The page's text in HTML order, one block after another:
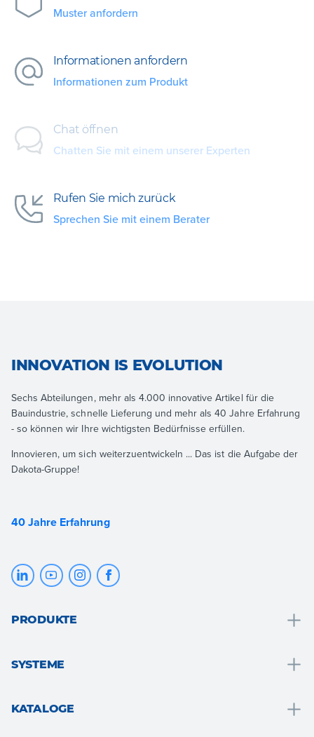
Muster anfordern
Informationen anfordern
Informationen zum Produkt
Chat öffnen
Chatten Sie mit einem unserer Experten
Rufen Sie mich zurück
Sprechen Sie mit einem Berater
INNOVATION IS EVOLUTION
Sechs Abteilungen, mehr als 4.000 innovative Artikel für die
Bauindustrie, schnelle Lieferung und mehr als 40 Jahre Erfahrung
- so können wir Ihre wichtigsten Bedürfnisse erfüllen.
Innovieren, um sich weiterzuentwickeln ... Das ist die Aufgabe der
Dakota-Gruppe!
40 Jahre Erfahrung
PRODUKTE
SYSTEME
KATALOGE